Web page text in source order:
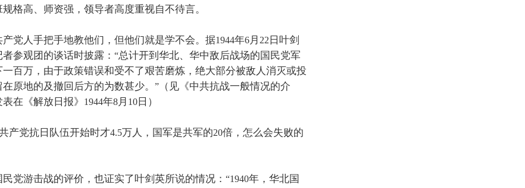
格高、师资强，领导者高度重视自不待言。
党人手把手地教他们，但他们就是学不会。据1944年6月 22 日叶剑
参观团的谈话时披露： “总计开到华北、华中敌后战场的国民党军
一百万，由于政策错误和受不了艰苦磨炼，绝大部分被敌人消灭或投
原地的及撤回后方的为数甚少。 ”（见《中共抗战一般情况的介
在《解放日报》 1944年8月 10日）
产党抗日队伍开始时才4.5万人，国军是共军的20倍，怎么会失败的
民党游击战的评价，也证实了叶剑英所说的情况： “1940年，华北国